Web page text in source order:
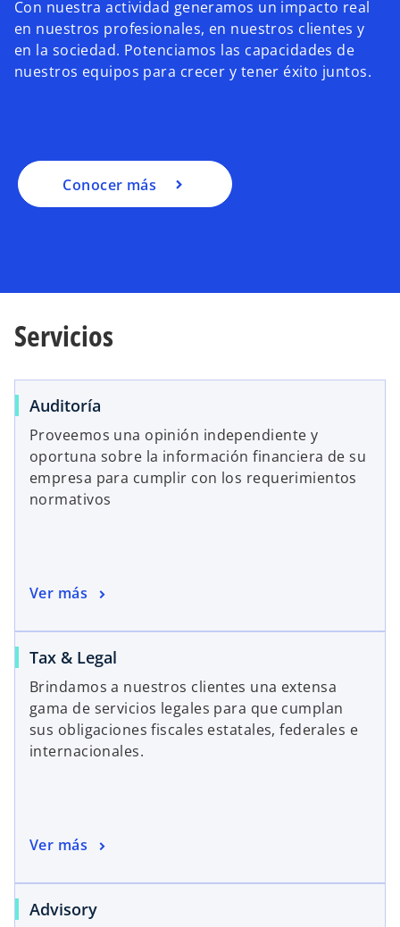
Con nuestra actividad generamos un impacto real
en nuestros profesionales, en nuestros clientes y
en la sociedad. Potenciamos las capacidades de
nuestros equipos para crecer y tener éxito juntos.
Conocer más
Servicios
Auditoría
Proveemos una opinión independiente y
oportuna sobre la información financiera de su
empresa para cumplir con los requerimientos
normativos
Ver más
Tax & Legal
Brindamos a nuestros clientes una extensa
gama de servicios legales para que cumplan
sus obligaciones fiscales estatales, federales e
internacionales.
Ver más
Advisory